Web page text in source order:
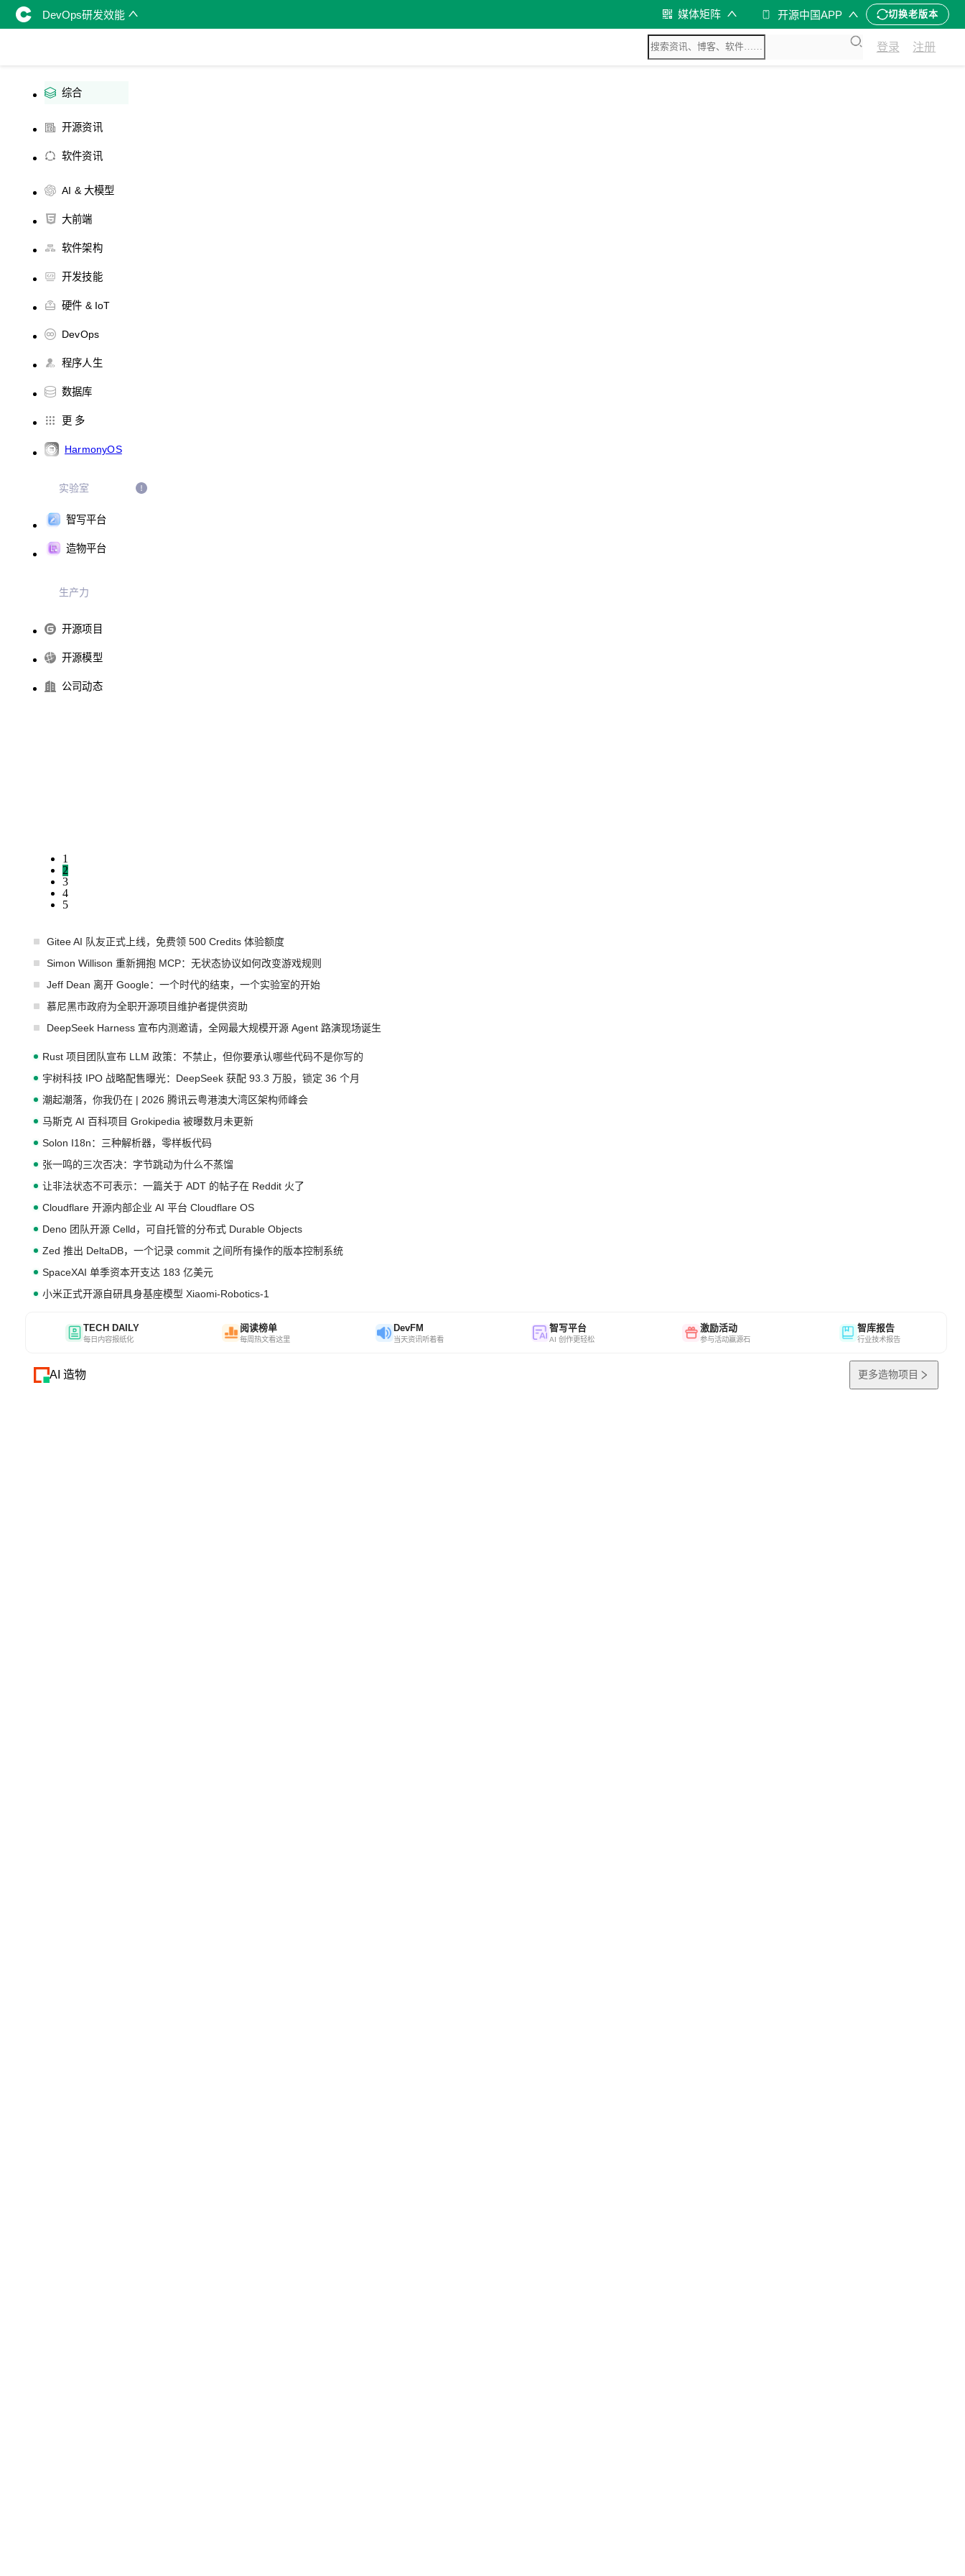
DevOps研发效能 媒体矩阵 开源中国APP 切换老版本
登录 注册
综合
开源资讯
软件资讯
AI & 大模型
大前端
软件架构
开发技能
硬件 & IoT
DevOps
程序人生
数据库
更 多
HarmonyOS
实验室
智写平台
造物平台
生产力
开源项目
开源模型
公司动态
1
2
3
4
5
Gitee AI 队友正式上线，免费领 500 Credits 体验额度
Simon Willison 重新拥抱 MCP：无状态协议如何改变游戏规则
Jeff Dean 离开 Google：一个时代的结束，一个实验室的开始
慕尼黑市政府为全职开源项目维护者提供资助
DeepSeek Harness 宣布内测邀请，全网最大规模开源 Agent 路演现场诞生
Rust 项目团队宣布 LLM 政策：不禁止，但你要承认哪些代码不是你写的
宇树科技 IPO 战略配售曝光：DeepSeek 获配 93.3 万股，锁定 36 个月
潮起潮落，你我仍在 | 2026 腾讯云粤港澳大湾区架构师峰会
马斯克 AI 百科项目 Grokipedia 被曝数月未更新
Solon I18n：三种解析器，零样板代码
张一鸣的三次否决：字节跳动为什么不蒸馏
让非法状态不可表示：一篇关于 ADT 的帖子在 Reddit 火了
Cloudflare 开源内部企业 AI 平台 Cloudflare OS
Deno 团队开源 Celld，可自托管的分布式 Durable Objects
Zed 推出 DeltaDB，一个记录 commit 之间所有操作的版本控制系统
SpaceXAI 单季资本开支达 183 亿美元
小米正式开源自研具身基座模型 Xiaomi-Robotics-1
TECH DAILY
每日内容报纸化
阅读榜单
每周热文看这里
DevFM
当天资讯听着看
智写平台
AI 创作更轻松
激励活动
参与活动赢源石
智库报告
行业技术报告
AI 造物 更多造物项目